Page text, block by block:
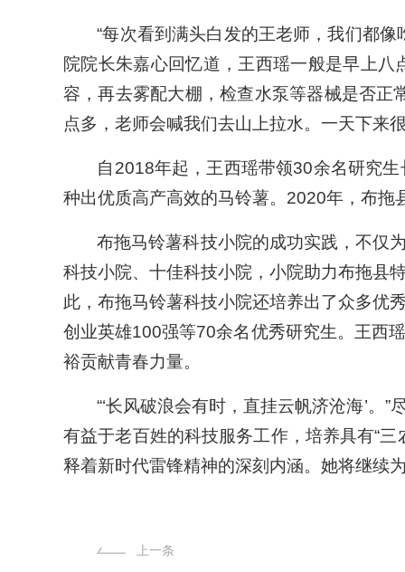
“每次看到满头白发的王老师，我们都
院院长朱嘉心回忆道，王西瑶一般是早上
容，再去雾配大棚，检查水泵等器械是否正
点多，老师会喊我们去山上拉水。一天下来
自2018年起，王西瑶带领30余名研究
种出优质高产高效的马铃薯。2020年，布
布拖马铃薯科技小院的成功实践，不仅
科技小院、十佳科技小院，小院助力布拖县
此，布拖马铃薯科技小院还培养出了众多优
创业英雄100强等70余名优秀研究生。王西
裕贡献青春力量。
“‘长风破浪会有时，直挂云帆济沧海’
有益于老百姓的科技服务工作，培养具有“
释着新时代雷锋精神的深刻内涵。她将继续
上一条